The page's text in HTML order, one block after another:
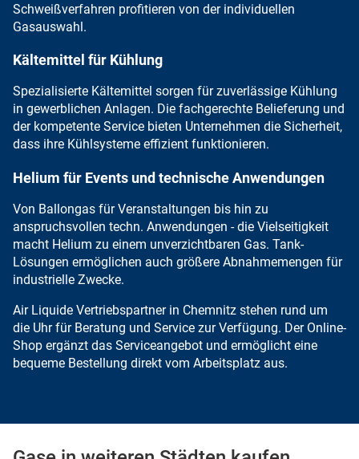
Schweißverfahren profitieren von der individuellen
Gasauswahl.
Kältemittel für Kühlung
Spezialisierte Kältemittel sorgen für zuverlässige Kühlung
in gewerblichen Anlagen. Die fachgerechte Belieferung und
der kompetente Service bieten Unternehmen die Sicherheit,
dass ihre Kühlsysteme effizient funktionieren.
Helium für Events und technische Anwendungen
Von Ballongas für Veranstaltungen bis hin zu
anspruchsvollen techn. Anwendungen - die Vielseitigkeit
macht Helium zu einem unverzichtbaren Gas. Tank-
Lösungen ermöglichen auch größere Abnahmemengen für
industrielle Zwecke.
Air Liquide Vertriebspartner in Chemnitz stehen rund um
die Uhr für Beratung und Service zur Verfügung. Der Online-
Shop ergänzt das Serviceangebot und ermöglicht eine
bequeme Bestellung direkt vom Arbeitsplatz aus.